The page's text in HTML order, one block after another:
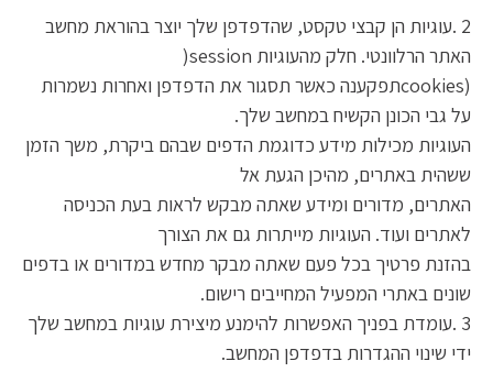
2 .עוגיות הן קבצי טקסט, שהדפדפן שלך יוצר בהוראת מחשב
האתר הרלוונטי. חלק מהעוגיות session(
(cookiesתפקענה כאשר תסגור את הדפדפן ואחרות נשמרות
על גבי הכונן הקשיח במחשב שלך.
העוגיות מכילות מידע כדוגמת הדפים שבהם ביקרת, משך הזמן
ששהית באתרים, מהיכן הגעת אל
האתרים, מדורים ומידע שאתה מבקש לראות בעת הכניסה
לאתרים ועוד. העוגיות מייתרות גם את הצורך
בהזנת פרטיך בכל פעם שאתה מבקר מחדש במדורים או בדפים
שונים באתרי המפעיל המחייבים רישום.
3 .עומדת בפניך האפשרות להימנע מיצירת עוגיות במחשב שלך
ידי שינוי ההגדרות בדפדפן המחשב.